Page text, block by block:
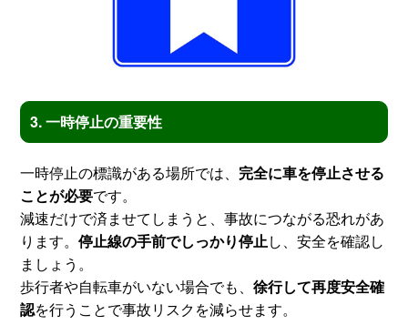
3. 一時停止の重要性
一時停止の標識がある場所では、 完全に車を停止させる
ことが必要です。
減速だけで済ませてしまうと、事故につながる恐れがあ
ります。停止線の手前でしっかり停止し、安全を確認し
ましょう。
歩行者や自転車がいない場合でも、徐行して再度安全確
認を行うことで事故リスクを減らせます。